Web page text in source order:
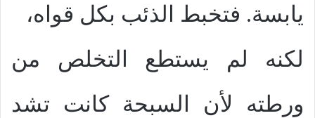
يابسة. فتخبط الذئب بكل قواه،
لكنه لم يستطع التخلص من
ورطته لأن السبحة كانت تشد